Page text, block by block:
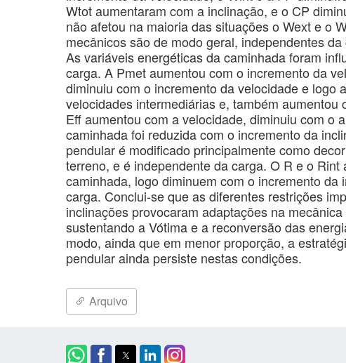
Wtot aumentaram com a inclinação, e o CP
não afetou na maioria das situações o Wext e o
mecânicos são de modo geral, independentes
As variáveis energéticas da caminhada foram
carga. A Pmet aumentou com o incremento da
diminuiu com o incremento da velocidade e logo
velocidades intermediárias e, também
Eff aumentou com a velocidade, diminuiu com o
caminhada foi reduzida com o incremento da
pendular é modificado principalmente como
terreno, e é independente da carga. O R e o
caminhada, logo diminuem com o incremento
carga. Conclui-se que as diferentes restrições
inclinações provocaram adaptações na
sustentando a Vótima e a reconversão das
modo, ainda que em menor proporção, a
pendular ainda persiste nestas condições.
Arquivo